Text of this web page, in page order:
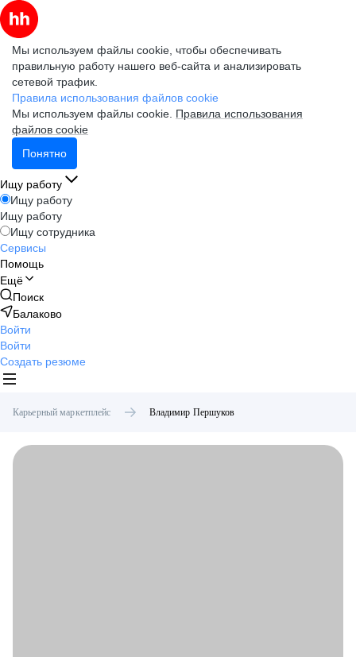
Мы используем файлы cookie, чтобы обеспечивать
правильную работу нашего веб-сайта и анализировать
сетевой трафик.
Правила использования файлов cookie
Мы используем файлы cookie. Правила использования
файлов cookie
Понятно
Ищу работу
Ищу работу
Ищу работу
Ищу сотрудника
Сервисы
Помощь
Ещё
Поиск
Балаково
Войти
Войти
Создать резюме
Карьерный маркетплейс Владимир Першуков